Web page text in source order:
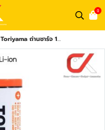
0
Toriyama ถ่านชาร์จ 18650 หัวตัด 3.6v Li-ion จ่ายไฟแรง ถ่านชาร์จ หัวตัด